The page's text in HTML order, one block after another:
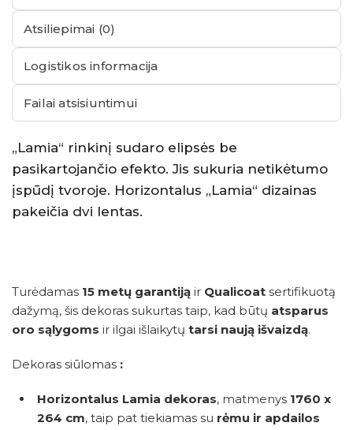
Atsiliepimai (0)
Logistikos informacija
Failai atsisiuntimui
„Lamia“ rinkinį sudaro elipsės be
pasikartojančio efekto. Jis sukuria netikėtumo
įspūdį tvoroje. Horizontalus „Lamia“ dizainas
pakeičia dvi lentas.
Turėdamas 15 metų garantiją ir Qualicoat sertifikuotą
dažymą, šis dekoras sukurtas taip, kad būtų atsparus
oro sąlygoms ir ilgai išlaikytų tarsi naują išvaizdą.
Dekoras siūlomas :
Horizontalus Lamia dekoras, matmenys 1760 x
264 cm, taip pat tiekiamas su rėmu ir apdailos